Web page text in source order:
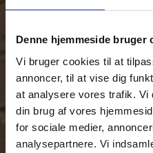
Denne hjemmeside bruger
Vi bruger cookies til at
annoncer, til at vise dig
at analysere vores trafik. Vi
din brug af vores
for sociale medier,
analysepartnere. Vi